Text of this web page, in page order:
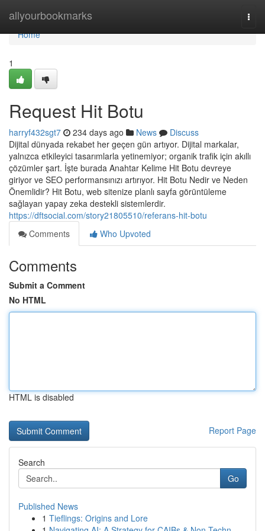
allyourbookmarks
Home
Home
1
Request Hit Botu
harryf432sgt7 234 days ago News
Discuss
Dijital dünyada rekabet her geçen gün artıyor. Dijital markalar,
yalnızca etkileyici tasarımlarla yetinemiyor; organik trafik için akıllı
çözümler şart. İşte burada Anahtar Kelime Hit Botu devreye
giriyor ve SEO performansınızı artırıyor. Hit Botu Nedir ve Neden
Önemlidir? Hit Botu, web sitenize planlı sayfa görüntüleme
sağlayan yapay zeka destekli sistemlerdir.
https://dftsocial.com/story21805510/referans-hit-botu
Comments
Who Upvoted
Comments
Submit a Comment
No HTML
HTML is disabled
Report Page
Search
Go
Published News
1 Tieflings: Origins and Lore